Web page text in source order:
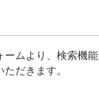
ムより、検索機
だきます。